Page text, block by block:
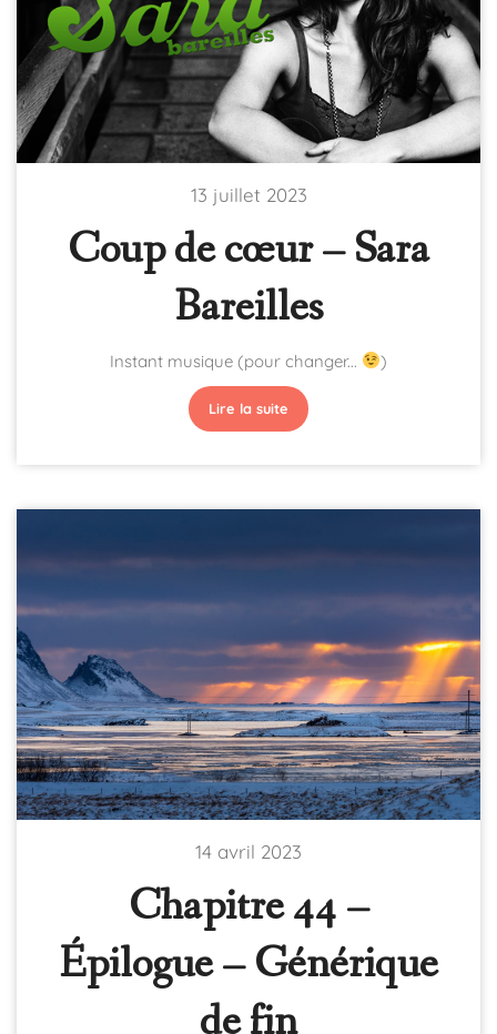
13 juillet 2023
Coup de cœur – Sara
Bareilles
Instant musique (pour changer... )
Lire la suite
14 avril 2023
Chapitre 44 –
Épilogue – Générique
de fin